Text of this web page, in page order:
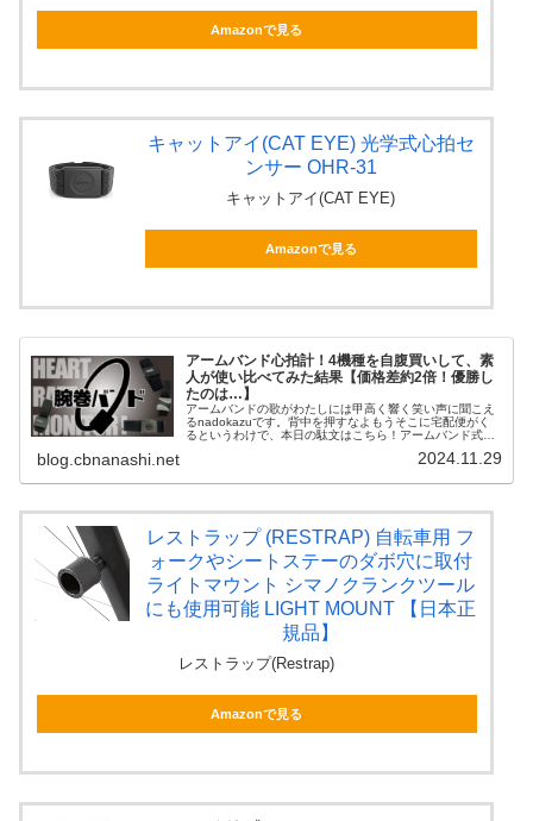
Amazonで見る
キャットアイ(CAT EYE) 光学式心拍セ
ンサー OHR-31
キャットアイ(CAT EYE)
Amazonで見る
アームバンド心拍計！4機種を自腹買いして、素
人が使い比べてみた結果【価格差約2倍！優勝し
たのは…】
アームバンドの歌がわたしには甲高く響く笑い声に聞こえ
るnadokazuです。背中を押すなよもうそこに宅配便がく
るというわけで、本日の駄文はこちら！アームバンド式の
blog.cbnanashi.net 2024.11.29
レストラップ (RESTRAP) 自転車用 フ
ォークやシートステーのダボ穴に取付
ライトマウント シマノクランクツール
にも使用可能 LIGHT MOUNT 【日本正
規品】
レストラップ(Restrap)
Amazonで見る